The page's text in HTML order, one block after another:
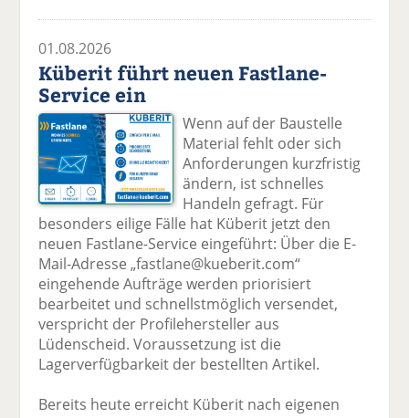
01.08.2026
Küberit führt neuen Fastlane-
Service ein
Wenn auf der Baustelle
Material fehlt oder sich
Anforderungen kurzfristig
ändern, ist schnelles
Handeln gefragt. Für
besonders eilige Fälle hat Küberit jetzt den
neuen Fastlane-Service eingeführt: Über die E-
Mail-Adresse „fastlane@kueberit.com“
eingehende Aufträge werden priorisiert
bearbeitet und schnellstmöglich versendet,
verspricht der Profilehersteller aus
Lüdenscheid. Voraussetzung ist die
Lagerverfügbarkeit der bestellten Artikel.
Bereits heute erreicht Küberit nach eigenen